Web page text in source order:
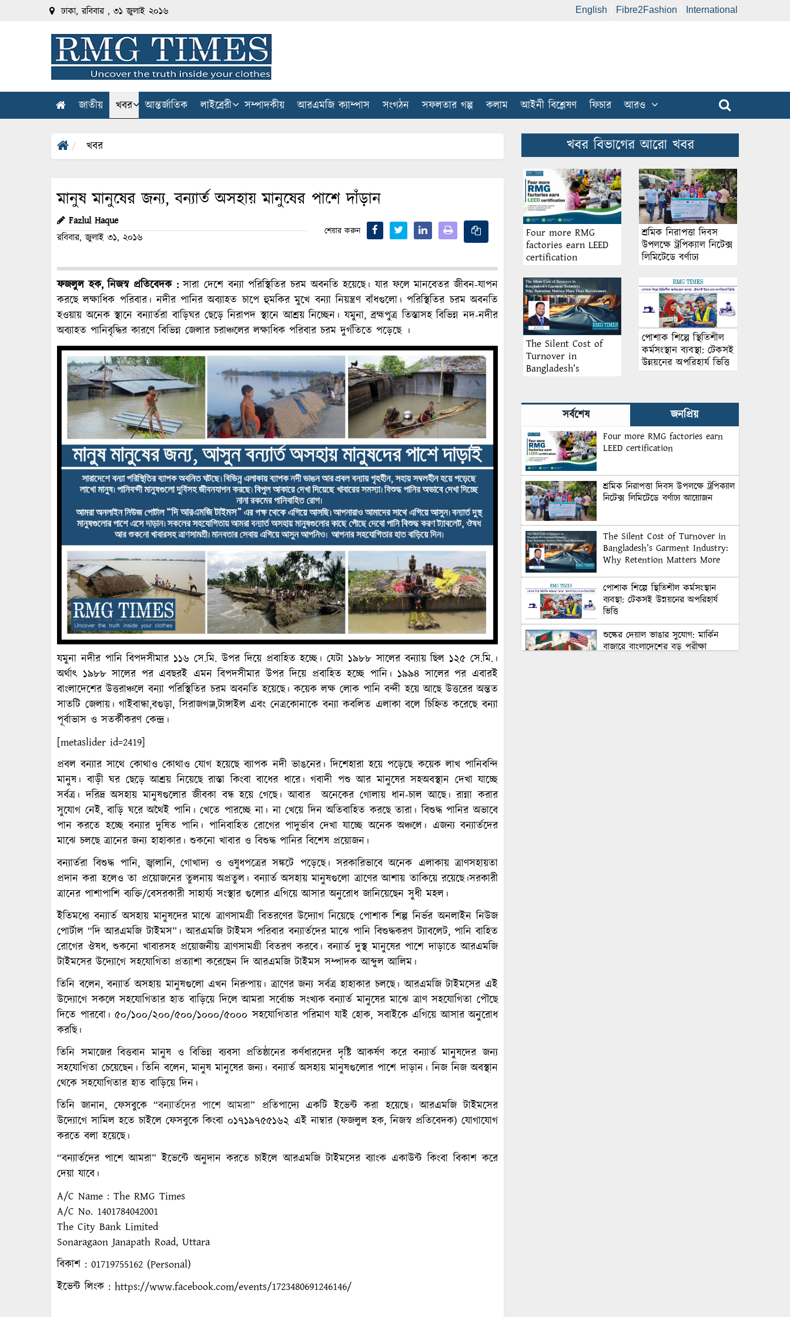
ঢাকা, রবিবার , ৩১ জুলাই ২০১৬ English Fibre2Fashion International
জাতীয় খবর আন্তর্জাতিক লাইব্রেরী সম্পাদকীয় আরএমজি ক্যাম্পাস সংগঠন সফলতার গল্প কলাম আইনী বিশ্লেষণ ফিচার আরও
খবর
মানুষ মানুষের জন্য, বন্যার্ত অসহায় মানুষের পাশে দাঁড়ান
Fazlul Haque
রবিবার, জুলাই ৩১, ২০১৬
শেয়ার করুন
ফজলুল হক,নিজস্ব প্রতিবেদক:সারা দেশে বন্যা পরিস্থিতির চরম অবনতি হয়েছে। যার ফলে মানবেতর জীবন-যাপন
করছে লক্ষাধিক পরিবার। নদীর পানির অব্যাহত চাপে হুমকির মুখে বন্যা নিয়ন্ত্রণ বাঁধগুলো। পরিস্থিতির চরম অবনতি
হওয়ায় অনেক স্থানে বন্যার্তরা বাড়িঘর ছেড়ে নিরাপদ স্থানে আশ্রয় নিচ্ছেন। যমুনা, ব্রহ্মপুত্র তিস্তাসহ বিভিন্ন নদ-নদীর
অব্যাহত পানিবৃদ্ধির কারণে বিভিন্ন জেলার চরাঞ্চলের লক্ষাধিক পরিবার চরম দুর্গতিতে পড়েছে ।
যমুনা নদীর পানি বিপদসীমার ১১৬ সে.মি. উপর দিয়ে প্রবাহিত হচ্ছে। যেটা ১৯৮৮ সালের বন্যায় ছিল ১২৫ সে.মি.।
অর্থাৎ ১৯৮৮ সালের পর এবছরই এমন বিপদসীমার উপর দিয়ে প্রবাহিত হচ্ছে পানি। ১৯৯৪ সালের পর এবারই
বাংলাদেশের উত্তরাঞ্চলে বন্যা পরিস্থিতির চরম অবনতি হয়েছে। কয়েক লক্ষ লোক পানি বন্দী হয়ে আছে উত্তরের অন্তত
সাতটি জেলায়। গাইবান্ধা,বগুড়া, সিরাজগঞ্জ,টাঙ্গাইল এবং নেত্রকোনাকে বন্যা কবলিত এলাকা বলে চিহ্নিত করেছে বন্যা
পূর্বাভাস ও সতর্কীকরণ কেন্দ্র।
[metaslider id=2419]
প্রবল বন্যার সাথে কোথাও কোথাও যোগ হয়েছে ব্যাপক নদী ভাঙনের। দিশেহারা হয়ে পড়েছে কয়েক লাখ পানিবন্দি
মানুষ। বাড়ী ঘর ছেড়ে আশ্রয় নিয়েছে রাস্তা কিংবা বাধের ধারে। গবাদী পশু আর মানুষের সহঅবস্থান দেখা যাচ্ছে
সর্বত্র। দরিদ্র অসহায় মানুষগুলোর জীবকা বন্ধ হয়ে গেছে। আবার অনেকের গোলায় ধান-চাল আছে। রান্না করার
সুযোগ নেই, বাড়ি ঘরে অথৈই পানি। খেতে পারচ্ছে না। না খেয়ে দিন অতিবাহিত করছে তারা। বিশুদ্ধ পানির অভাবে
পান করতে হচ্ছে বন্যার দুষিত পানি। পানিবাহিত রোগের পাদুর্ভাব দেখা যাচ্ছে অনেক অঞ্চলে। এজন্য বন্যার্তদের
মাঝে চলছে ত্রানের জন্য হাহাকার। শুকনো খাবার ও বিশুদ্ধ পানির বিশেষ প্রয়োজন।
বন্যার্তরা বিশুদ্ধ পানি, জ্বালানি, গোখাদ্য ও ওষুধপত্রের সঙ্কটে পড়েছে। সরকারিভাবে অনেক এলাকায় ত্রাণসহায়তা
প্রদান করা হলেও তা প্রয়োজনের তুলনায় অপ্রতুল। বন্যার্ত অসহায় মানুষগুলো ত্রাণের আশায় তাকিয়ে রয়েছে।সরকারী
ত্রানের পাশাপাশি ব্যক্তি/বেসরকারী সাহার্য্য সংস্থার গুলোর এগিয়ে আসার অনুরোধ জানিয়েছেন সুধী মহল।
ইতিমধ্যে বন্যার্ত অসহায় মানুষদের মাঝে ত্রাণসামগ্রী বিতরণের উদ্যোগ নিয়েছে পোশাক শিল্প নির্ভর অনলাইন নিউজ
পোর্টাল “দি আরএমজি টাইমস”। আরএমজি টাইমস পরিবার বন্যার্তদের মাঝে পানি বিশুদ্ধকরণ ট্যাবলেট, পানি বাহিত
রোগের ঔষধ, শুকনো খাবারসহ প্রয়োজনীয় ত্রাণসামগ্রী বিতরণ করবে। বন্যার্ত দুস্থ মানুষের পাশে দাড়াতে আরএমজি
টাইমসের উদ্যোগে সহযোগিতা প্রত্যাশা করেছেন দি আরএমজি টাইমস সম্পাদক আব্দুল আলিম।
তিনি বলেন, বন্যার্ত অসহায় মানুষগুলো এখন নিরুপায়। ত্রাণের জন্য সর্বত্র হাহাকার চলছে। আরএমজি টাইমসের এই
উদ্যোগে সকলে সহযোগিতার হাত বাড়িয়ে দিলে আমরা সর্বোচ্চ সংখ্যক বন্যার্ত মানুষের মাঝে ত্রাণ সহযোগিতা পৌছে
দিতে পারবো। ৫০/১০০/২০০/৫০০/১০০০/৫০০০ সহযোগিতার পরিমাণ যাই হোক, সবাইকে এগিয়ে আসার অনুরোধ
করছি।
তিনি সমাজের বিত্তবান মানুষ ও বিভিন্ন ব্যবসা প্রতিষ্ঠানের কর্ণধারদের দৃষ্টি আকর্ষণ করে বন্যার্ত মানুষদের জন্য
সহযোগিতা চেয়েছেন। তিনি বলেন, মানুষ মানুষের জন্য। বন্যার্ত অসহায় মানুষগুলোর পাশে দাড়ান। নিজ নিজ অবস্থান
থেকে সহযোগিতার হাত বাড়িয়ে দিন।
তিনি জানান, ফেসবুকে “বন্যার্তদের পাশে আমরা” প্রতিপাদ্যে একটি ইভেন্ট করা হয়েছে। আরএমজি টাইমসের
উদ্যোগে সামিল হতে চাইলে ফেসবুকে কিংবা ০১৭১৯৭৫৫১৬২ এই নাম্বার (ফজলুল হক, নিজস্ব প্রতিবেদক) যোগাযোগ
করতে বলা হয়েছে।
“বন্যার্তদের পাশে আমরা” ইভেন্টে অনুদান করতে চাইলে আরএমজি টাইমসের ব্যাংক একাউন্ট কিংবা বিকাশ করে
দেয়া যাবে।
A/C Name : The RMG Times
A/C No. 1401784042001
The City Bank Limited
Sonaragaon Janapath Road, Uttara
বিকাশ : 01719755162 (Personal)
ইভেন্ট লিংক : https://www.facebook.com/events/1723480691246146/
খবর বিভাগের আরো খবর
Four more RMG
factories earn LEED
certification
শ্রমিক নিরাপত্তা দিবস
উপলক্ষে ট্রপিক্যাল নিটেক্স
লিমিটেডে বর্ণাঢ্য
The Silent Cost of
Turnover in
Bangladesh’s
Matters More Than
Recruitment
পোশাক শিল্পে স্থিতিশীল
কর্মসংস্থান ব্যবস্থা: টেকসই
উন্নয়নের অপরিহার্য ভিত্তি
সর্বশেষ জনপ্রিয়
Four more RMG factories earn
LEED certification
শ্রমিক নিরাপত্তা দিবস উপলক্ষে ট্রপিক্যাল
নিটেক্স লিমিটেডে বর্ণাঢ্য আয়োজন
The Silent Cost of Turnover in
Bangladesh’s Garment Industry:
Why Retention Matters More
পোশাক শিল্পে স্থিতিশীল কর্মসংস্থান
ব্যবস্থা: টেকসই উন্নয়নের অপরিহার্য
ভিত্তি
শুল্কের দেয়াল ভাঙার সুযোগ: মার্কিন
বাজারে বাংলাদেশের বড় পরীক্ষা